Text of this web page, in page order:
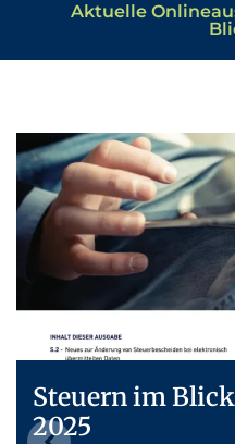
Aktuelle
Steuern im
2025